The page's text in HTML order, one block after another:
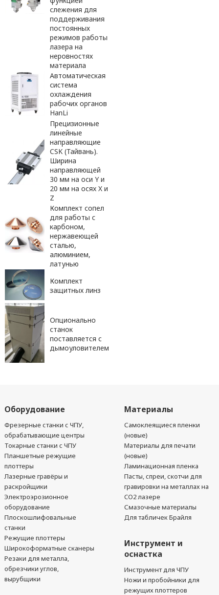
слежения для
поддерживания
постоянных
режимов работы
лазера на
неровностях
материала
Автоматическая
система
охлаждения
рабочих органов
HanLi
Прецизионные
линейные
направляющие
CSK (Тайвань).
Ширина
направляющей
30 мм на оси Y и
20 мм на осях X и
Z
Комплект сопел
для работы с
карбоном,
нержавеющей
сталью,
алюминием,
латунью
Комплект
защитных линз
Опционально
станок
поставляется с
дымоуловителем
Оборудование
Фрезерные станки с ЧПУ,
обрабатывающие центры
Токарные станки с ЧПУ
Планшетные режущие
плоттеры
Лазерные гравёры и
раскройщики
Электроэрозионное
оборудование
Плоскошлифовальные
станки
Режущие плоттеры
Широкоформатные сканеры
Резаки для металла,
обрезчики углов,
вырубщики
Материалы
Самоклеящиеся пленки
(новые)
Материалы для печати
(новые)
Ламинационная пленка
Пасты, спреи, скотчи для
гравировки на металлах на
CO2 лазере
Смазочные материалы
Для табличек Брайля
Инструмент и
оснастка
Инструмент для ЧПУ
Ножи и пробойники для
режущих плоттеров